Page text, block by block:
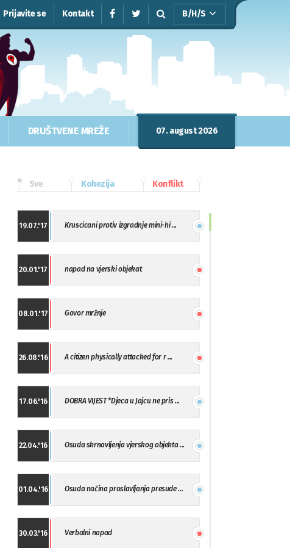
Prijavite se Kontakt B/H/S
DRUŠTVENE MREŽE 07. august 2026
Sve Kohezija Konflikt
19.07.'17 Kruscicani protiv izgradnje mini-hi ...
20.01.'17 napad na vjerski objekat
08.01.'17 Govor mržnje
26.08.'16 A citizen physically attacked for r ...
17.06.'16 DOBRA VIJEST *Djeca u Jajcu ne pris ...
22.04.'16 Osuda skrnavljenja vjerskog objekta ...
01.04.'16 Osuda načina proslavljanja presude ...
30.03.'16 Verbalni napad